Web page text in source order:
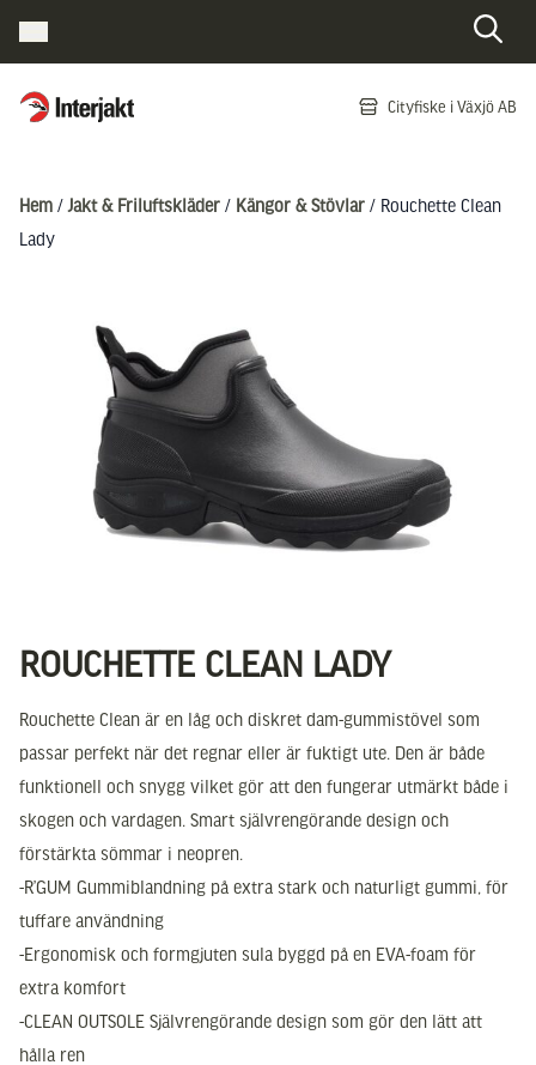
Interjakt SE Cityfiske i Växjö AB
Hem / Jakt & Friluftskläder / Kängor & Stövlar / Rouchette Clean
Lady
ROUCHETTE CLEAN LADY
Rouchette Clean är en låg och diskret dam-gummistövel som
passar perfekt när det regnar eller är fuktigt ute. Den är både
funktionell och snygg vilket gör att den fungerar utmärkt både i
skogen och vardagen. Smart självrengörande design och
förstärkta sömmar i neopren.
-R’GUM Gummiblandning på extra stark och naturligt gummi, för
tuffare användning
-Ergonomisk och formgjuten sula byggd på en EVA-foam för
extra komfort
-CLEAN OUTSOLE Självrengörande design som gör den lätt att
hålla ren